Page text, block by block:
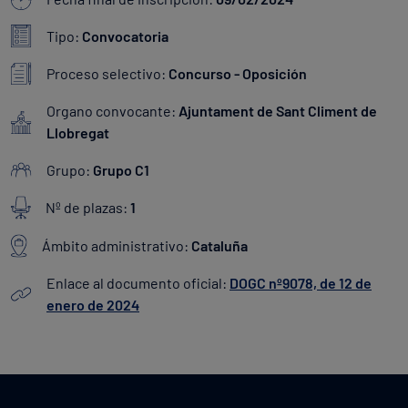
Tipo: Convocatoria
Proceso selectivo: Concurso - Oposición
Organo convocante: Ajuntament de Sant Climent de
Llobregat
Grupo: Grupo C1
Nº de plazas: 1
Ámbito administrativo: Cataluña
Enlace al documento oficial: DOGC nº9078, de 12 de
enero de 2024